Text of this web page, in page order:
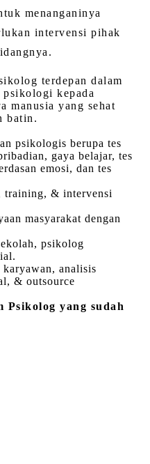
menanganinya
intervensi pihak
terdepan dalam
psikologi kepada
manusia yang sehat
batin.
psikologis berupa tes
gaya belajar, tes
emosi, dan tes
training, & intervensi
masyarakat dengan
psikolog
analisis
& outsource
yang sudah